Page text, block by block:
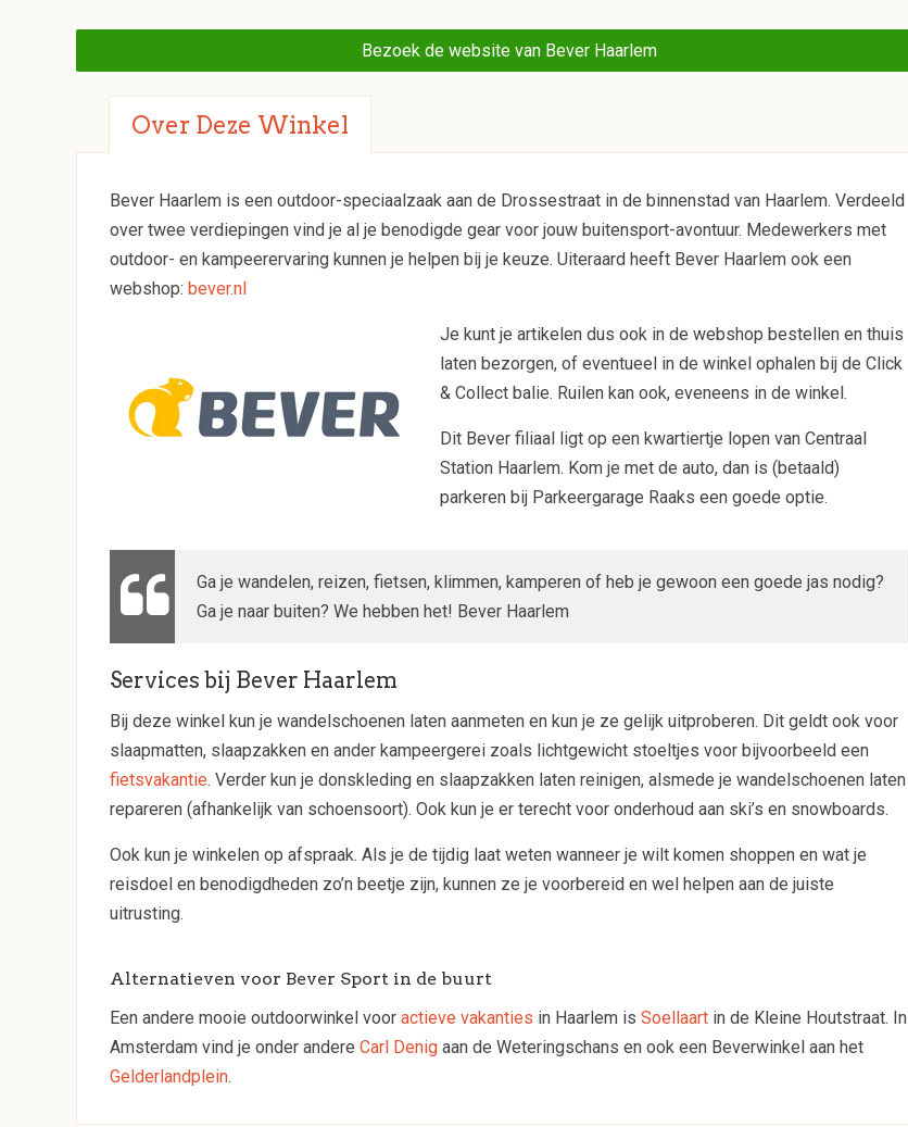
Bezoek de website van Bever Haarlem
Over Deze Winkel
Bever Haarlem is een outdoor-speciaalzaak aan de Drossestraat in de binnenstad van Haarlem. Verdeeld
over twee verdiepingen vind je al je benodigde gear voor jouw buitensport-avontuur. Medewerkers met
outdoor- en kampeerervaring kunnen je helpen bij je keuze. Uiteraard heeft Bever Haarlem ook een
webshop:bever.nl
Je kunt je artikelen dus ook in de webshop bestellen en thuis
laten bezorgen, of eventueel in de winkel ophalen bij de Click
& Collect balie. Ruilen kan ook, eveneens in de winkel.
Dit Bever filiaal ligt op een kwartiertje lopen van Centraal
Station Haarlem. Kom je met de auto, dan is (betaald)
parkeren bij Parkeergarage Raaks een goede optie.
Ga je wandelen, reizen, fietsen, klimmen, kamperen of heb je gewoon een goede jas nodig?
Ga je naar buiten? We hebben het! Bever Haarlem
Services bij Bever Haarlem
Bij deze winkel kun je wandelschoenen laten aanmeten en kun je ze gelijk uitproberen. Dit geldt ook voor
slaapmatten, slaapzakken en ander kampeergerei zoals lichtgewicht stoeltjes voor bijvoorbeeld een
fietsvakantie. Verder kun je donskleding en slaapzakken laten reinigen, alsmede je wandelschoenen laten
repareren (afhankelijk van schoensoort). Ook kun je er terecht voor onderhoud aan ski’s en snowboards.
Ook kun je winkelen op afspraak. Als je de tijdig laat weten wanneer je wilt komen shoppen en wat je
reisdoel en benodigdheden zo’n beetje zijn, kunnen ze je voorbereid en wel helpen aan de juiste
uitrusting.
Alternatieven voor Bever Sport in de buurt
Een andere mooie outdoorwinkel vooractieve vakanties in Haarlem isSoellaart in de Kleine Houtstraat. In
Amsterdam vind je onder andereCarl Denig aan de Weteringschans en ook een Beverwinkel aan het
Gelderlandplein.